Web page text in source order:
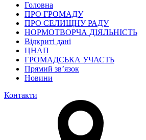
Головна
ПРО ГРОМАДУ
ПРО СЕЛИЩНУ РАДУ
НОРМОТВОРЧА ДІЯЛЬНІСТЬ
Відкриті дані
ЦНАП
ГРОМАДСЬКА УЧАСТЬ
Прямий зв’язок
Новини
Контакти